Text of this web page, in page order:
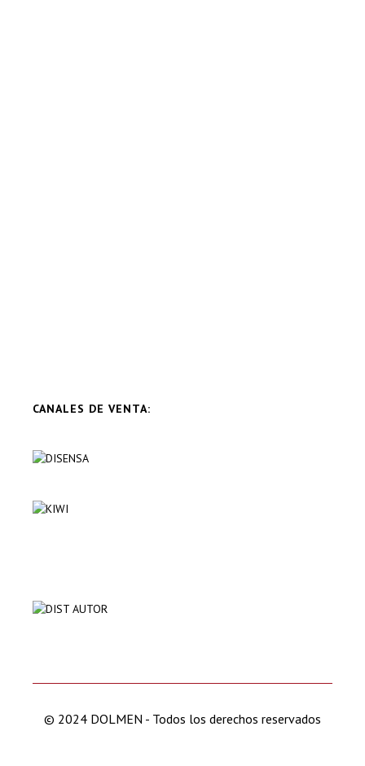
CANALES DE VENTA:
© 2024 DOLMEN - Todos los derechos reservados